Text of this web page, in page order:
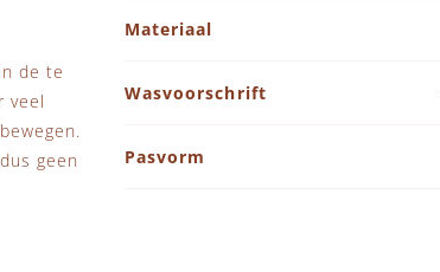
de te
veel
geen
Materiaal
Wasvoorschrift
Pasvorm